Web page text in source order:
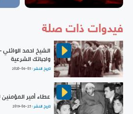
فيدوات ذات صلة
الشيخ احمد
واجباتك الشرعية
تاريخ النشر :2020-06-05
عطاء أمير المؤمنين
تاريخ النشر :2019-06-25